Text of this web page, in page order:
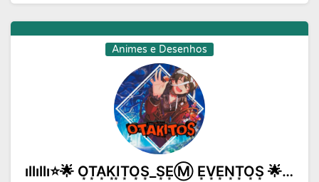
Animes e Desenhos
ıllıllı⭐🌟 O͙T͙A͙K͙I͙T͙O͙S͙_S͙E͙Ⓜ️ E͙V͙E͙N͙T͙O͙S͙ 🌟⭐ıllıllı